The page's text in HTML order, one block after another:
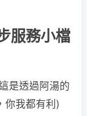
服務小檔
是透過阿湯的
你我都有利)